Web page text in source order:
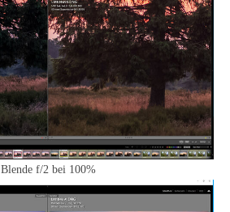
Blende f/2 bei 100%